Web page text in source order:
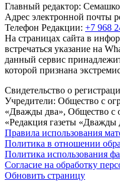
Главный редактор:
Адрес электронной почты
Телефон Редакции: +7 968
На страницах сайта в
встречаться указание на
данный сервис
которой признана
Свидетельство о
Учредители: Общество с
«Дважды два», Общество с
«Редакция газеты «Дважды
Правила использования
Политика в отношении
Политика использования
Согласие на обработку
Обновить страницу